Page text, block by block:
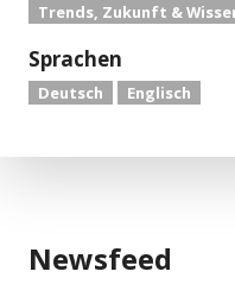
Trends, Zukunft &
Sprachen
Deutsch Englisch
Newsfeed